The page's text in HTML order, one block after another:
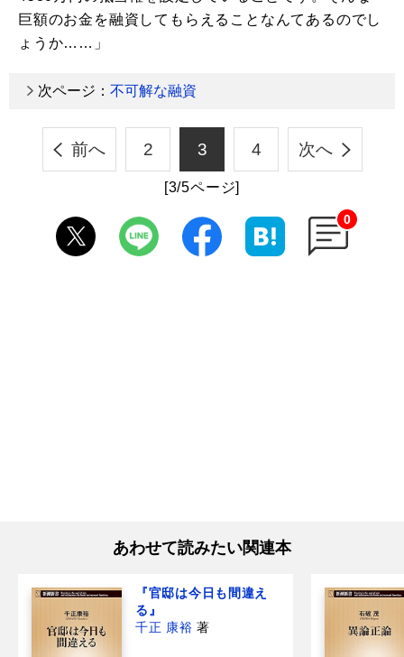
巨額のお金を融資してもらえることなんてあるのでし
ょうか……」
次ページ： 不可解な融資
前へ 2 3 4 次へ
[3/5ページ]
0
あわせて読みたい関連本
『官邸は今日も間違え
る』
千正 康裕 著